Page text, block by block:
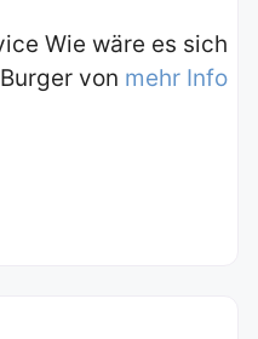
Wie wäre es sich
von mehr Info